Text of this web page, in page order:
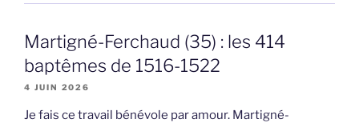
Martigné-Ferchaud (35) : les 414
baptêmes de 1516-1522
4 JUIN 2026
Je fais ce travail bénévole par amour. Martigné-